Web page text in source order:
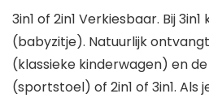
3in1 of 2in1 Verkiesbaar. Bij
(babyzitje). Natuurlijk
(klassieke kinderwagen) en
(sportstoel) of 2in1 of 3in1. Als